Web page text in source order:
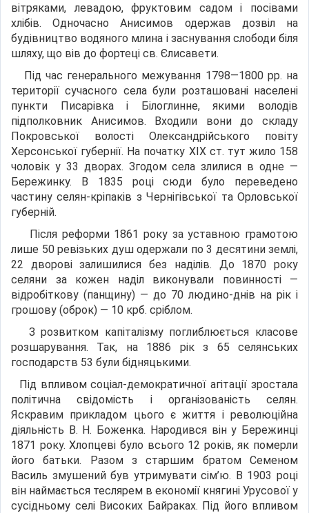
вітряками, левадою, фруктовим садом і посівами
хлібів. Одночасно Анисимов одержав дозвіл на
будівництво водяного млина і заснування слободи біля
шляху, що вів до фортеці св. Єлисавети.
Під час генерального межування 1798—1800 рр. на
території сучасного села були розташовані населені
пункти Писарівка і Білоглинне, якими володів
підполковник Анисимов. Входили вони до складу
Покровської волості Олександрійського повіту
Херсонської губернії. На початку XIX ст. тут жило 158
чоловік у 33 дворах. Згодом села злилися в одне —
Бережинку. В 1835 році сюди було переведено
частину селян-кріпаків з Чернігівської та Орловської
губерній.
Після реформи 1861 року за уставною грамотою
лише 50 ревізьких душ одержали по 3 десятини землі,
22 дворові залишилися без наділів. До 1870 року
селяни за кожен наділ виконували повинності —
відробіткову (панщину) — до 70 людино-днів на рік і
грошову (оброк) — 10 крб. сріблом.
З розвитком капіталізму поглиблюється класове
розшарування. Так, на 1886 рік з 65 селянських
господарств 53 були бідняцькими.
Під впливом соціал-демократичної агітації зростала
політична свідомість і організованість селян.
Яскравим прикладом цього є життя і революційна
діяльність В. Н. Боженка. Народився він у Бережинці
1871 року. Хлопцеві було всього 12 років, як померли
його батьки. Разом з старшим братом Семеном
Василь змушений був утримувати сім’ю. В 1903 році
він наймається теслярем в економії княгині Урусової у
сусідньому селі Високих Байраках. Під його впливом